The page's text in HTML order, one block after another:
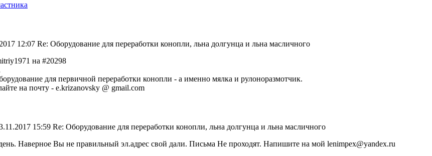
12:07 Re: Оборудование для переработки конопли, льна долгунца и льна масличного
на #20298
для первичной переработки конопли - а именно мялка и рулоноразмотчик.
на почту - e.krizanovsky @ gmail.com
15:59 Re: Оборудование для переработки конопли, льна долгунца и льна масличного
Наверное Вы не правильный эл.адрес свой дали. Письма Не проходят. Напишите на мой lenimpex@yandex.ru